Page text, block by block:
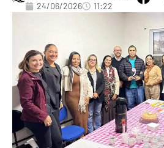
24/06/2026 11:22